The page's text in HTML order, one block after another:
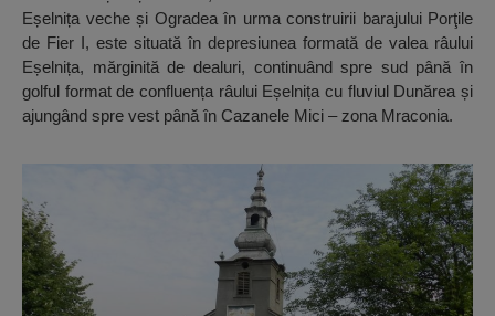
Eșelnița veche și Ogradea în urma construirii barajului Porţile
de Fier I, este situată în depresiunea formată de valea râului
Eșelnița, mărginită de dealuri, continuând spre sud până în
golful format de confluența râului Eșelnița cu fluviul Dunărea și
ajungând spre vest până în Cazanele Mici – zona Mraconia.